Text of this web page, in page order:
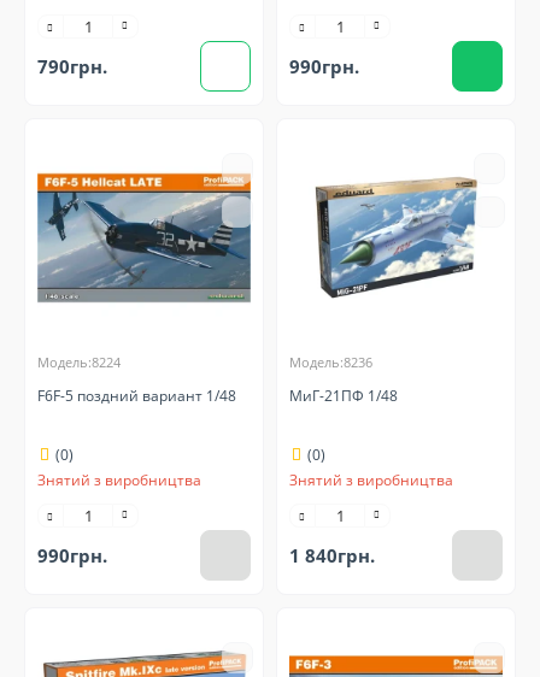
790грн. 990грн.
Модель:8224
F6F-5 поздний вариант 1/48
(0)
Знятий з виробництва
990грн.
Модель:8236
МиГ-21ПФ 1/48
(0)
Знятий з виробництва
1 840грн.